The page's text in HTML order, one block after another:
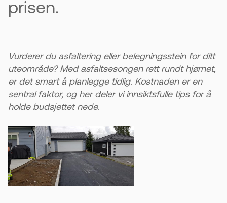
stabilitet. Dårlig grunnarbeid kan føre til ujevn
Underlaget må ha riktig fall slik at vann renner
bort. Dette hindrer skader og gjør at asfalten
varer lenger.
5. Velg miljøvennlige løsninger
Asfalt kan resirkuleres og brukes på nytt.
Miljøasfalt kan inneholde opptil 40 % gjenbrukt
materiale uten å gå på bekostning av kvalitet.
prisen.
Vurderer du asfaltering eller belegningsstein for ditt
uteområde? Med asfaltsesongen rett rundt hjørnet,
er det smart å planlegge tidlig. Kostnaden er en
sentral faktor, og her deler vi innsiktsfulle tips for å
holde budsjettet nede.